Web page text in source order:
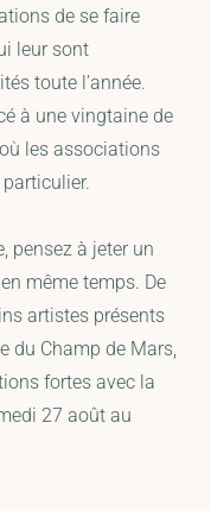
de se faire
leur sont
toute l’année.
à une vingtaine de
les associations
pensez à jeter un
même temps. De
artistes présents
du Champ de Mars,
fortes avec la
27 août au